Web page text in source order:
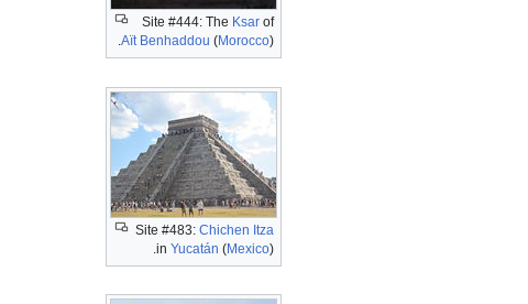
Site #444: The Ksar of
Aït Benhaddou (Morocco).
Site #483: Chichen Itza
in Yucatán (Mexico).